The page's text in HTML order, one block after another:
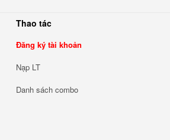
Thao tác
Đăng ký tài khoản
Nạp LT
Danh sách combo